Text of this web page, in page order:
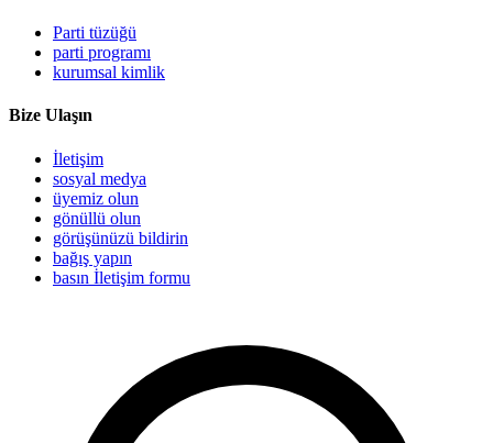
Parti tüzüğü
parti programı
kurumsal kimlik
Bize Ulaşın
İletişim
sosyal medya
üyemiz olun
gönüllü olun
görüşünüzü bildirin
bağış yapın
basın İletişim formu